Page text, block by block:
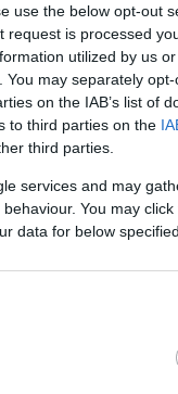
use the below opt-out
request is processed
utilized by us
may separately
on the IAB’s list of
to third parties on the
third parties.
services and may
You may
data for below
ποτέ